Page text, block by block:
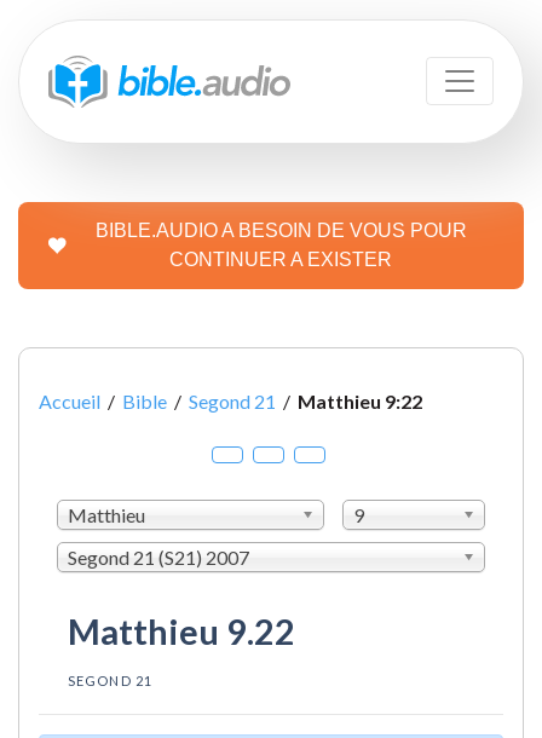
BIBLE.AUDIO A BESOIN DE VOUS POUR
CONTINUER A EXISTER
Accueil / Bible / Segond 21 / Matthieu 9:22
Matthieu
9
Segond 21 (S21) 2007
Matthieu 9.22
SEGOND 21